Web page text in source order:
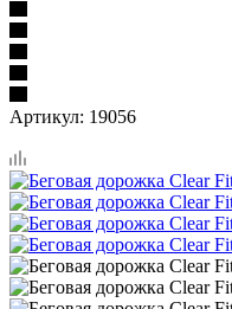
Артикул: 19056